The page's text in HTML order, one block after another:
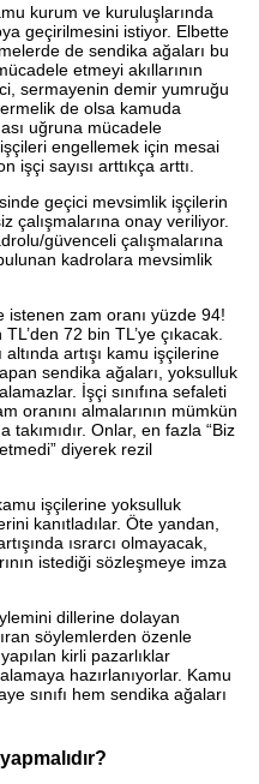
kurum ve kuruluşlarında
geçirilmesini istiyor. Elbette
de sendika ağaları bu
etmeyi akıllarının
sermayenin demir yumruğu
de olsa kamuda
uğruna mücadele
engellemek için mesai
işçi sayısı arttıkça arttı.
geçici mevsimlik işçilerin
çalışmalarına onay veriliyor.
güvenceli çalışmalarına
kadrolara mevsimlik
zam oranı yüzde 94!
72 bin TL’ye çıkacak.
altında artışı kamu işçilerine
sendika ağaları, yoksulluk
İşçi sınıfına sefaleti
oranını almalarının mümkün
takımıdır. Onlar, en fazla “Biz
diyerek rezil
işçilerine yoksulluk
kanıtladılar. Öte yandan,
ısrarcı olmayacak,
istediği sözleşmeye imza
dillerine dolayan
söylemlerden özenle
kirli pazarlıklar
hazırlanıyorlar. Kamu
sınıfı hem sendika ağaları